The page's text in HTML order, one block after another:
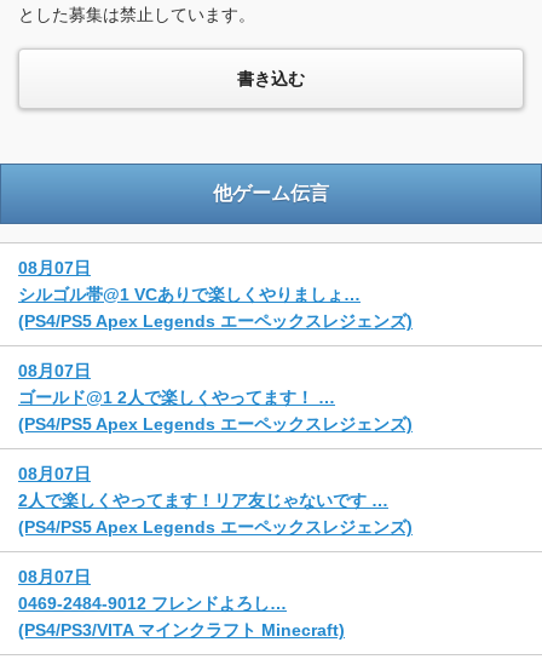
とした募集は禁止しています。
他ゲーム伝言
08月07日
シルゴル帯@1 VCありで楽しくやりましょ…
(PS4/PS5 Apex Legends エーペックスレジェンズ)
08月07日
ゴールド@1 2人で楽しくやってます！ …
(PS4/PS5 Apex Legends エーペックスレジェンズ)
08月07日
2人で楽しくやってます！リア友じゃないです …
(PS4/PS5 Apex Legends エーペックスレジェンズ)
08月07日
0469-2484-9012 フレンドよろし…
(PS4/PS3/VITA マインクラフト Minecraft)